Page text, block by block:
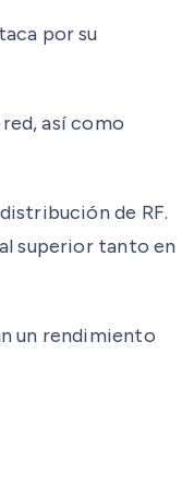
por su
así como
de RF.
superior tanto en
un rendimiento